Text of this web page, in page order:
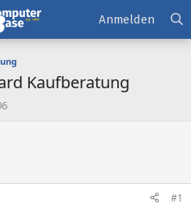
Anmelden
Kaufberatung
#1